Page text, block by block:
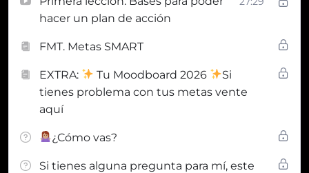
hacer un plan de acción
FMT. Metas SMART
EXTRA: Tu Moodboard 2026
Si
tienes problema con tus metas vente
aquí
¿Cómo vas?
Si tienes alguna pregunta para mí, este